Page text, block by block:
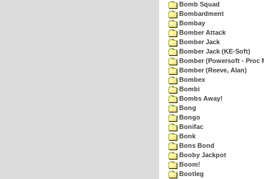
Bomb Squad
Bombardment
Bombay
Bomber Attack
Bomber Jack
Bomber Jack (KE-Soft)
Bomber (Powersoft - Proc
Bomber (Reeve, Alan)
Bombex
Bombi
Bombs Away!
Bong
Bongo
Bonifac
Bonk
Bons Bond
Booby Jackpot
Boom!
Bootleg